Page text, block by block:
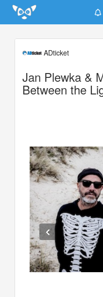
Update cookies preferences
ADticket
Jan Plewka &
Between the